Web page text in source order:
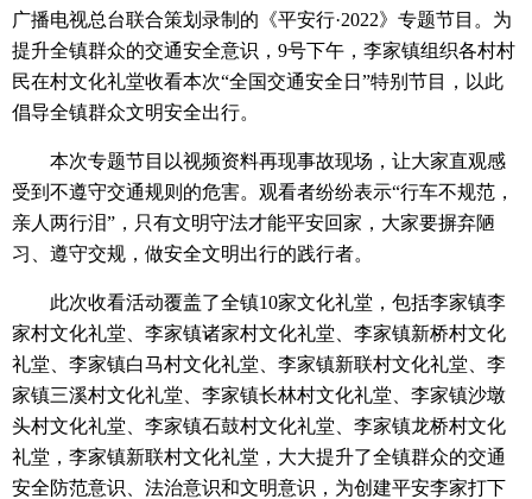
广播电视总台联合策划录制的《平安行·2022》专题节目。为
提升全镇群众的交通安全意识，9号下午，李家镇组织各村村
民在村文化礼堂收看本次“全国交通安全日”特别节目，以此
倡导全镇群众文明安全出行。
本次专题节目以视频资料再现事故现场，让大家直观感
受到不遵守交通规则的危害。观看者纷纷表示“行车不规范，
亲人两行泪”，只有文明守法才能平安回家，大家要摒弃陋
习、遵守交规，做安全文明出行的践行者。
此次收看活动覆盖了全镇10家文化礼堂，包括李家镇李
家村文化礼堂、李家镇诸家村文化礼堂、李家镇新桥村文化
礼堂、李家镇白马村文化礼堂、李家镇新联村文化礼堂、李
家镇三溪村文化礼堂、李家镇长林村文化礼堂、李家镇沙墩
头村文化礼堂、李家镇石鼓村文化礼堂、李家镇龙桥村文化
礼堂，李家镇新联村文化礼堂，大大提升了全镇群众的交通
安全防范意识、法治意识和文明意识，为创建平安李家打下